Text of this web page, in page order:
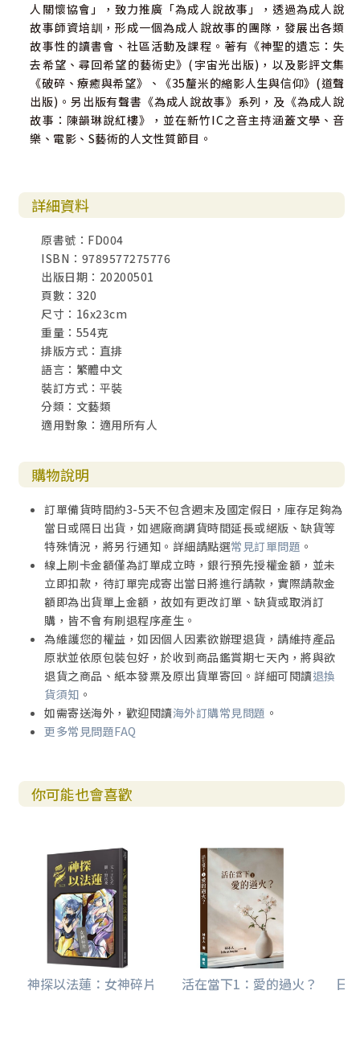
人關懷協會」，致力推廣「為成人說故事」，透過為成人說
故事師資培訓，形成一個為成人說故事的團隊，發展出各類
故事性的讀書會、社區活動及課程。著有《神聖的遺忘：失
去希望、尋回希望的藝術史》(宇宙光出版)，以及影評文集
《破碎、療癒與希望》、《35釐米的縮影人生與信仰》(道聲
出版)。另出版有聲書《為成人說故事》系列，及《為成人說
故事：陳韻琳說紅樓》，並在新竹IC之音主持涵蓋文學、音
樂、電影、S藝術的人文性質節目。
詳細資料
原書號：FD004
ISBN：9789577275776
出版日期：20200501
頁數：320
尺寸：16x23cm
重量：554克
排版方式：直排
語言：繁體中文
裝訂方式：平裝
分類：文藝類
適用對象：適用所有人
購物說明
訂單備貨時間約3-5天不包含週末及國定假日，庫存足夠為
當日或隔日出貨，如遇廠商調貨時間延長或絕版、缺貨等
特殊情況，將另行通知。詳細請點選常見訂單問題 。
線上刷卡金額僅為訂單成立時，銀行預先授權金額，並未
立即扣款，待訂單完成寄出當日將進行請款，實際請款金
額即為出貨單上金額，故如有更改訂單、缺貨或取消訂
購，皆不會有刷退程序產生。
為維護您的權益，如因個人因素欲辦理退貨，請維持產品
原狀並依原包裝包好，於收到商品鑑賞期七天內，將與欲
退貨之商品、紙本發票及原出貨單寄回。詳細可閱讀退換
貨須知 。
如需寄送海外，歡迎閱讀海外訂購常見問題 。
更多常見問題FAQ
你可能也會喜歡
神探以法蓮：女神碎片 活在當下1：愛的過火？ 日